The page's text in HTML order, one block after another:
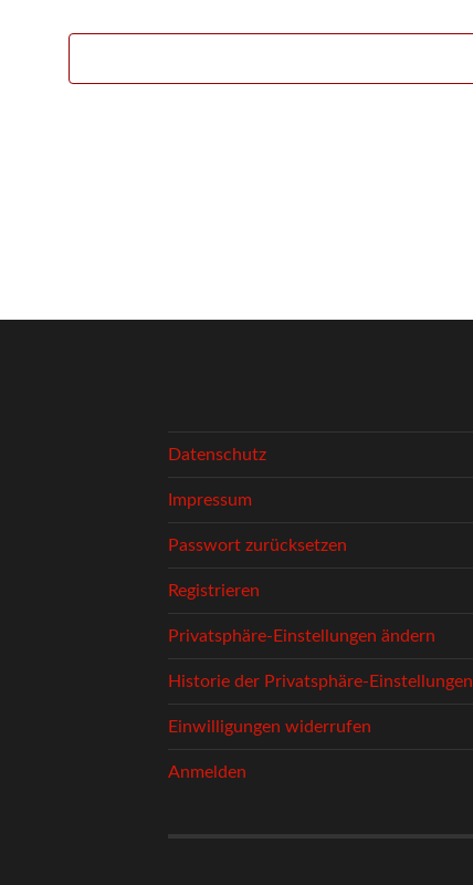
Datenschutz
Impressum
Passwort zurücksetzen
Registrieren
Privatsphäre-Einstellungen ändern
Historie der Privatsphäre-Einstellungen
Einwilligungen widerrufen
Anmelden